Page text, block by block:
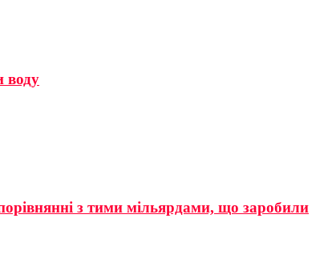
воду
з тими мільярдами, що заробили